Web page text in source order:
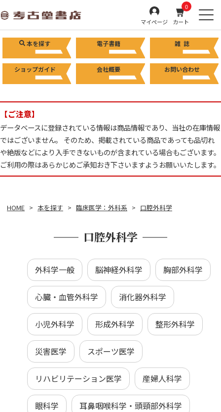
マイページ カート
0
本を探す 電子書籍 雑 誌
ショップガイド 会社概要 お問い合わせ
【ご注意】
データベースに登録されている情報は商品情報であり、当社の在庫情報
ではございません。 そのため、掲載されている商品であっても品切れ
や絶版などにより入手できないものが含まれている場合もございます。
ご利用の際はあらかじめご承知おき下さいますようお願いいたします。
HOME 本を探す 臨床医学：外科系 口腔外科学
口腔外科学
外科学一般 脳神経外科学 胸部外科学
心臓・血管外科学 消化器外科学
小児外科学 形成外科学 整形外科学
災害医学 スポーツ医学
リハビリテーション医学 産婦人科学
眼科学 耳鼻咽喉科学・頭頸部外科学